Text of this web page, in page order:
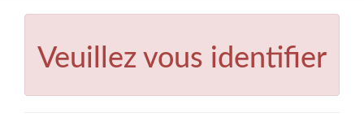
Veuillez vous identifier